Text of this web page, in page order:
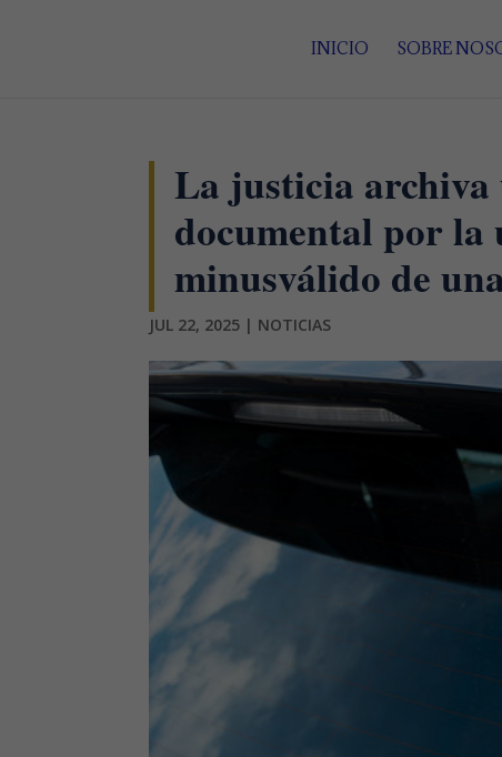
INICIO SOBRE
La justicia archiva
documental por
minusválido de
JUL 22, 2025 | NOTICIAS